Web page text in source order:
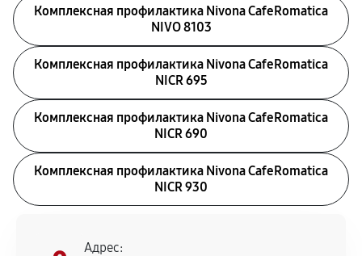
Комплексная профилактика Nivona CafeRomatica
NIVO 8103
Комплексная профилактика Nivona CafeRomatica
NICR 695
Комплексная профилактика Nivona CafeRomatica
NICR 690
Комплексная профилактика Nivona CafeRomatica
NICR 930
Адрес: